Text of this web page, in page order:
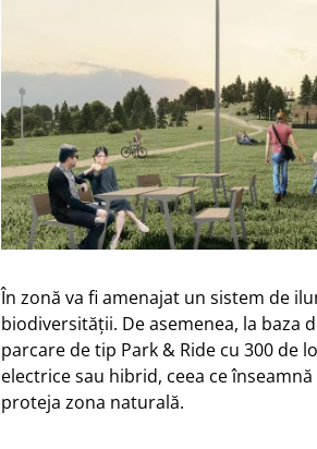
În zonă va fi amenajat un sistem de
biodiversității. De asemenea, la baza
parcare de tip Park & Ride cu 300 de
electrice sau hibrid, ceea ce
proteja zona naturală.